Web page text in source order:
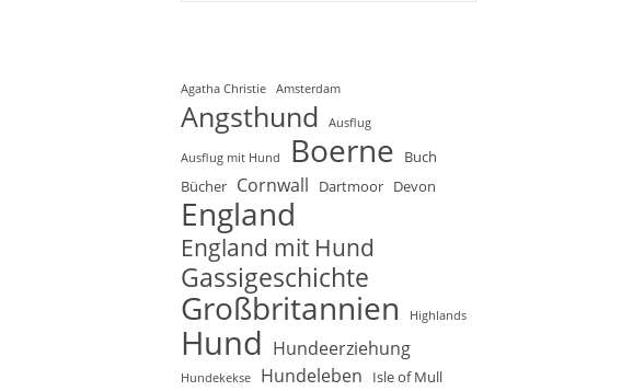
Agatha Christie Amsterdam
Angsthund Ausflug
Ausflug mit Hund Boerne
Buch
Bücher Cornwall Dartmoor Devon
England
England mit Hund
Gassigeschichte
Großbritannien Highlands
Hund Hundeerziehung
Hundekekse Hundeleben Isle of Mull